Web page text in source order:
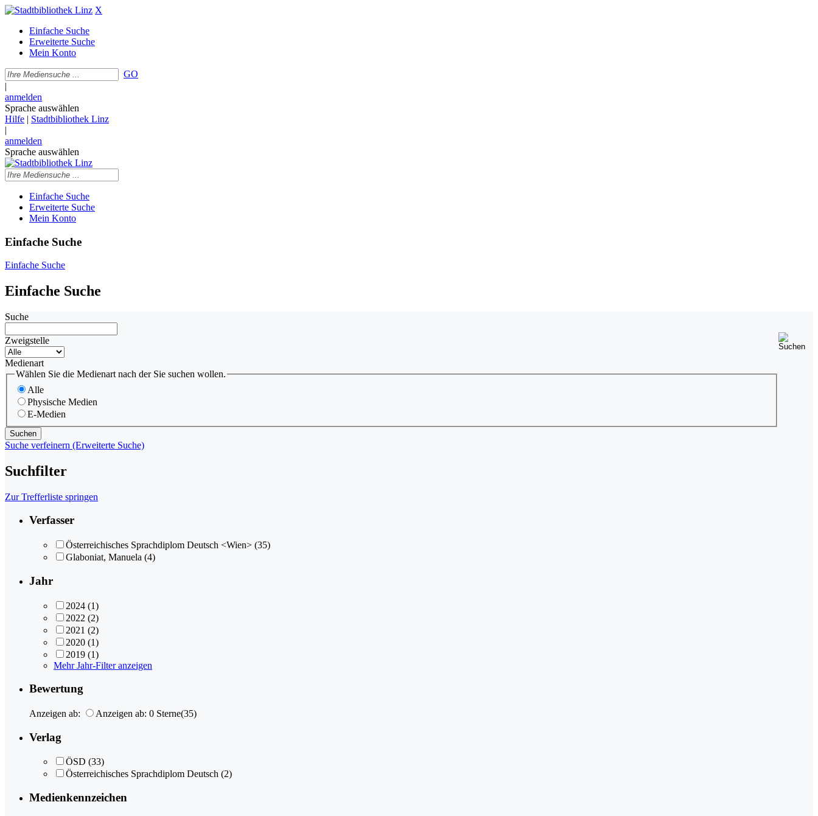
X
Einfache Suche
Erweiterte Suche
Mein Konto
GO
|
anmelden
Sprache auswählen
Hilfe | Stadtbibliothek Linz
|
anmelden
Sprache auswählen
Einfache Suche
Erweiterte Suche
Mein Konto
Einfache Suche
Einfache Suche
Einfache Suche
Suche
Zweigstelle
Medienart
Wählen Sie die Medienart nach der Sie suchen wollen.
Alle
Physische Medien
E-Medien
Suche verfeinern (Erweiterte Suche)
Suchfilter
Zur Trefferliste springen
Verfasser
Österreichisches Sprachdiplom Deutsch <Wien> (35)
Glaboniat, Manuela (4)
Jahr
2024 (1)
2022 (2)
2021 (2)
2020 (1)
2019 (1)
Mehr Jahr-Filter anzeigen
Bewertung
Anzeigen ab: Anzeigen ab: 0 Sterne(35)
Verlag
ÖSD (33)
Österreichisches Sprachdiplom Deutsch (2)
Medienkennzeichen